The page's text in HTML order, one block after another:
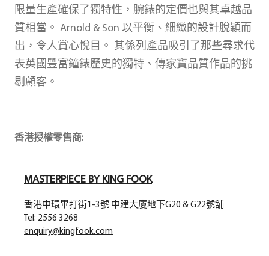
限量生產確保了獨特性，腕錶的定價也與其卓越品
質相當。 Arnold & Son 以平衡、細緻的設計脫穎而
出，令人賞心悅目。 其係列產品吸引了那些尋求代
表英國豐富鐘錶歷史的獨特、傳家寶品質作品的挑
剔顧客。
香港授權零售商:
MASTERPIECE BY KING FOOK
香港中環畢打街1-3號 中建大廈地下G20 & G22號舖
Tel: 2556 3268
enquiry@kingfook.com